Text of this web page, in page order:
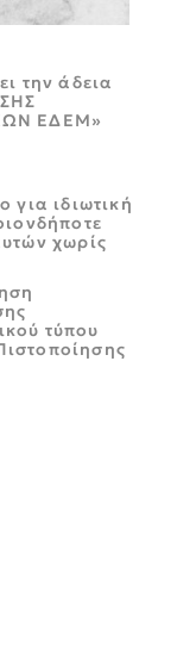
την άδεια
ΕΔΕΜ»
ιδιωτική
χωρίς
τύπου